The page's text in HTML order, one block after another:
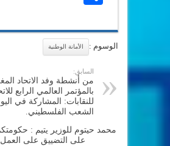
الوسوم : الأمانة الوطنية
السابق:
من أنشطة وفد الاتحاد
بالمؤتمر العالمي الرابع
للنقابات: المشاركة في
الشعب الفلسطيني. ‎
محمد حيتوم للوزير يتيم :
على التضييق على العمل